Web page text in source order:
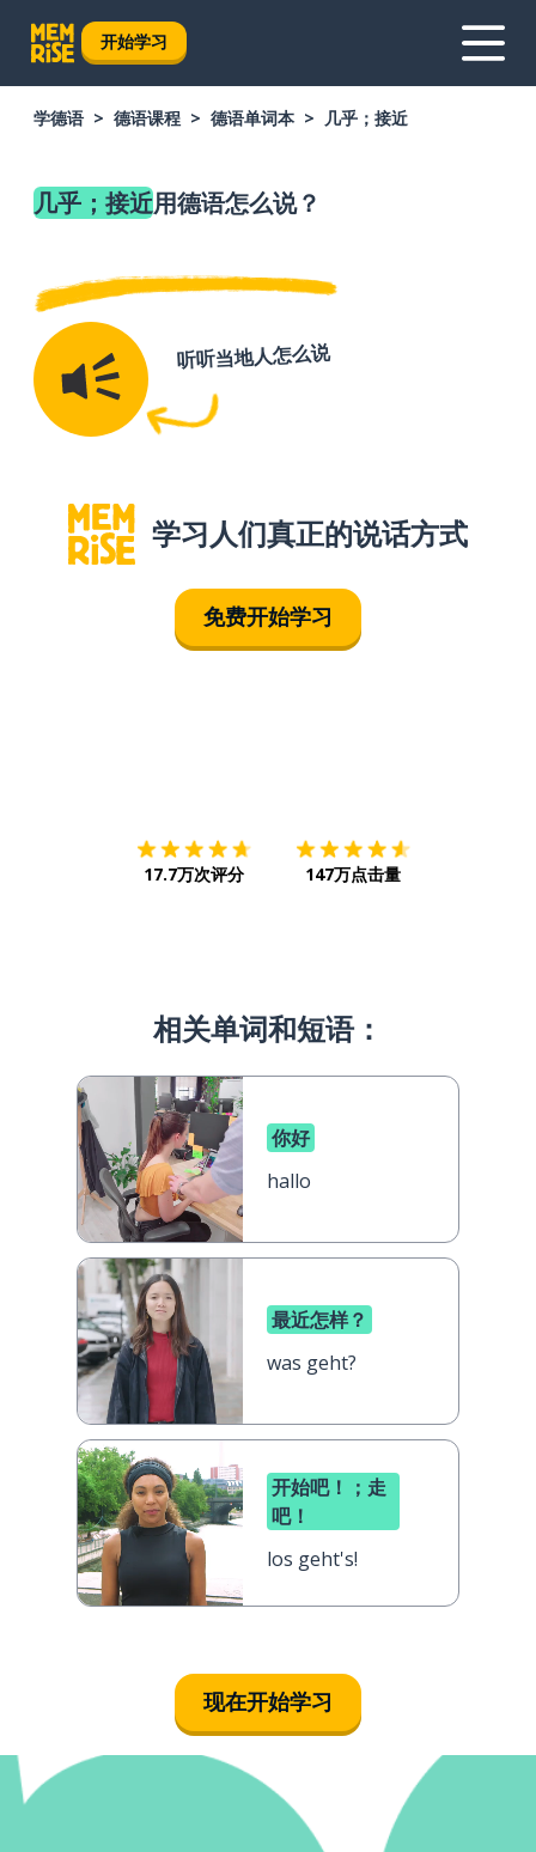
开始学习
学德语 德语课程 德语单词本 几乎；接近
几乎；接近用德语怎么说？
听听当地人怎么说
学习人们真正的说话方式
免费开始学习
17.7万次评分 147万点击量
相关单词和短语：
你好
hallo
最近怎样？
was geht?
开始吧！；走
吧！
los geht's!
现在开始学习